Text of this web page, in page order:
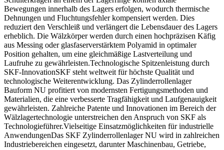
Bewegungen innerhalb des Lagers erfolgen, wodurch thermische
Dehnungen und Fluchtungsfehler kompensiert werden. Dies
reduziert den Verschleiß und verlängert die Lebensdauer des Lagers
erheblich. Die Wälzkörper werden durch einen hochpräzisen Käfig
aus Messing oder glasfaserverstärktem Polyamid in optimaler
Position gehalten, um eine gleichmäßige Lastverteilung und
Laufruhe zu gewährleisten.Technologische Spitzenleistung durch
SKF-InnovationSKF steht weltweit für höchste Qualität und
technologische Weiterentwicklung. Das Zylinderrollenlager
Bauform NU profitiert von modernsten Fertigungsmethoden und
Materialien, die eine verbesserte Tragfähigkeit und Laufgenauigkeit
gewährleisten. Zahlreiche Patente und Innovationen im Bereich der
Wälzlagertechnologie unterstreichen den Anspruch von SKF als
Technologieführer.Vielseitige Einsatzmöglichkeiten für industrielle
AnwendungenDas SKF Zylinderrollenlager NU wird in zahlreichen
Industriebereichen eingesetzt, darunter Maschinenbau, Getriebe,